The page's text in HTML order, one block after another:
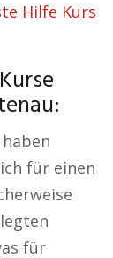
Hilfe Kurs
für einen
für